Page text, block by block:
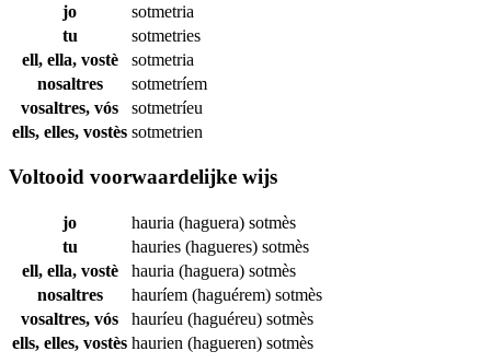
jo
sotmetria
tu
sotmetries
ell, ella, vostè
sotmetria
nosaltres
sotmetríem
vosaltres, vós
sotmetríeu
ells, elles, vostès sotmetrien
Voltooid voorwaardelijke wijs
jo hauria (haguera) sotmès
tu
hauries (hagueres) sotmès
ell, ella, vostè
hauria (haguera) sotmès
nosaltres
hauríem (haguérem) sotmès
vosaltres, vós
hauríeu (haguéreu) sotmès
ells, elles, vostès haurien (hagueren) sotmès